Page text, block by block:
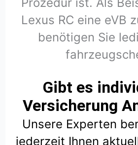
Lexus RC eine eVB
benötigen Sie
Gibt es
Versicherung
Unsere Experten
jederzeit Ihnen